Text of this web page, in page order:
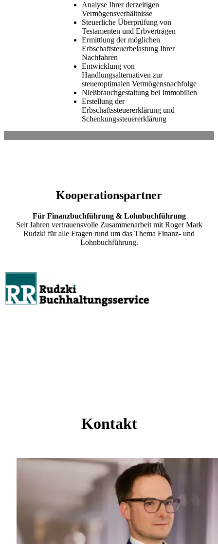
Analyse Ihrer derzeitigen
Vermögensverhältnisse
Steuerliche Überprüfung von
Testamenten und Erbverträgen
Ermittlung der möglichen
Erbschaftsteuerbelastung Ihrer
Nachfahren
Entwicklung von
Handlungsalternativen zur
steueroptimalen Vermögensnachfolge
Nießbrauchgestaltung bei Immobilien
Erstellung der
Erbschaftssteuererklärung und
Schenkungssteuererklärung
Kooperationspartner
Für Finanzbuchführung & Lohnbuchführung
Seit Jahren vertrauensvolle Zusammenarbeit mit Roger Mark
Rudzki für alle Fragen rund um das Thema Finanz- und
Lohnbuchführung.
Kontakt